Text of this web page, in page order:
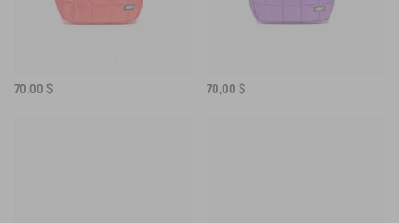
70,00 $ 70,00 $